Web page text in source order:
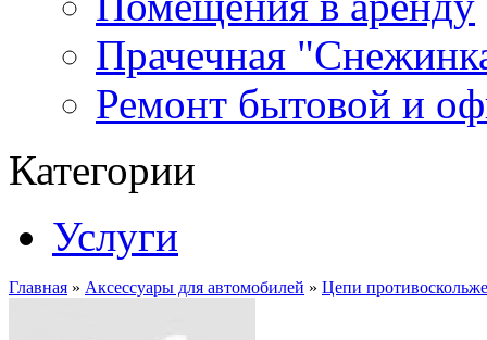
Прачечная
Ремонт бытовой и
Категории
Услуги
Главная » Аксессуары для автомобилей » Цепи